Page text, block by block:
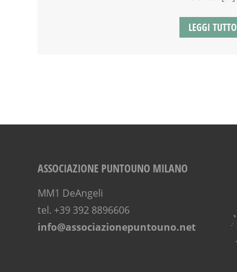
LEGGI TUTTO
ASSOCIAZIONE PUNTOUNO MILANO
MM1 DeAngeli
tel. +39 392 8896606
info@associazionepuntouno.net